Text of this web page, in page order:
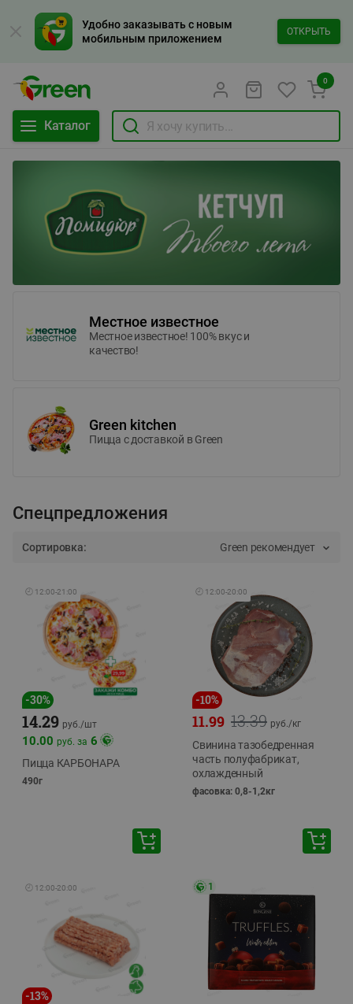
Удобно заказывать с новым
мобильным приложением
ОТКРЫТЬ
Каталог
0
Местное известное
Местное известное! 100% вкус и
качество!
Green kitchen
Пицца c доставкой в Green
Спецпредложения
Сортировка: Green рекомендует
🕘 12:00-21:00
-30%
14.29 руб./шт
10.00 руб. за 6
Пицца КАРБОНАРА
490г
🕘 12:00-20:00
-10%
13.39
11.99 руб./кг
Свинина тазобедренная
часть полуфабрикат,
охлажденный
фасовка: 0,8-1,2кг
🕘 12:00-20:00
-13%
1